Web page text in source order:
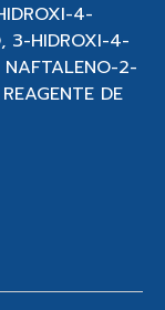
4-
3-HIDROXI-4-
2-
DE